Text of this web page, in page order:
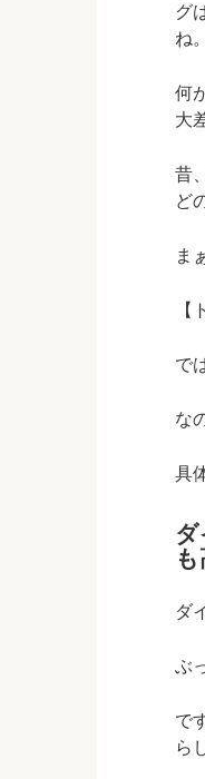
グ
ね。
何
大
昔
ど
ま
で
な
具
も
ダ
ぶ
で
ら